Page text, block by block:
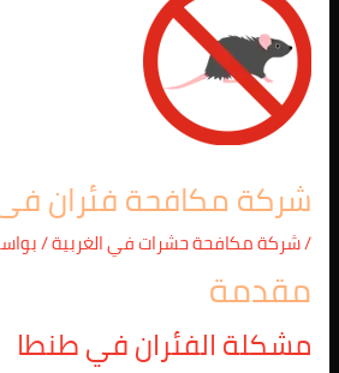
شركة مكافحة فئران فى
/شركة مكافحة حشرات في الغربية/
مقدمة
مشكلة الفئران في طنطا